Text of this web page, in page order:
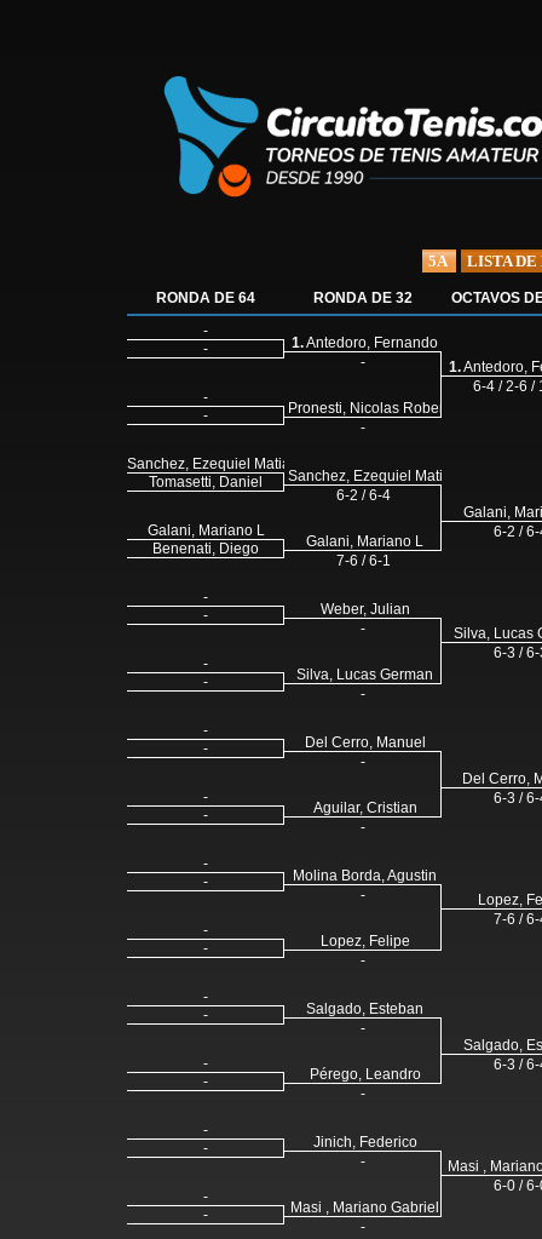
5A LISTA DE
RONDA DE 64
-
-
-
-
Sanchez, Ezequiel Matias
Tomasetti, Daniel
Galani, Mariano L
Benenati, Diego
-
-
-
-
-
-
-
-
-
-
-
-
-
-
-
-
-
-
-
-
RONDA DE 32
1.Antedoro, Fernando
-
Pronesti, Nicolas Roberto
-
Sanchez, Ezequiel Matias
6-2 / 6-4
Galani, Mariano L
7-6 / 6-1
Weber, Julian
-
Silva, Lucas German
-
Del Cerro, Manuel
-
Aguilar, Cristian
-
Molina Borda, Agustin
-
Lopez, Felipe
-
Salgado, Esteban
-
Pérego, Leandro
-
Jinich, Federico
-
Masi , Mariano Gabriel
-
OCTAVOS
1.Antedoro,
6-4 / 2-6 /
Galani,
6-2 / 6-
Silva, Lucas
6-3 / 6-
Del Cerro,
6-3 / 6-
Lopez,
7-6 / 6-
Salgado,
6-3 / 6-
Masi ,
6-0 / 6-